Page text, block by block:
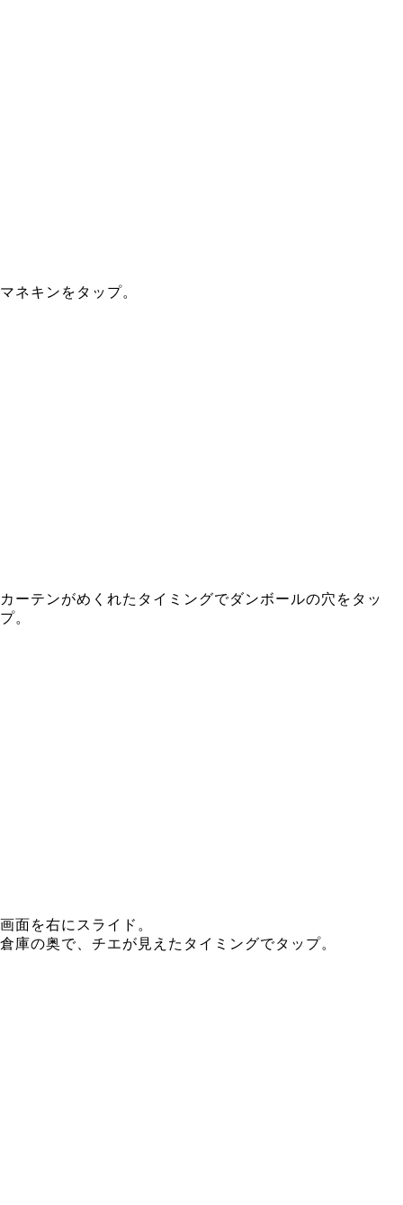
マネキンをタップ。
カーテンがめくれたタイミングでダンボールの穴をタッ
プ。
画面を右にスライド。
倉庫の奥で、チエが見えたタイミングでタップ。